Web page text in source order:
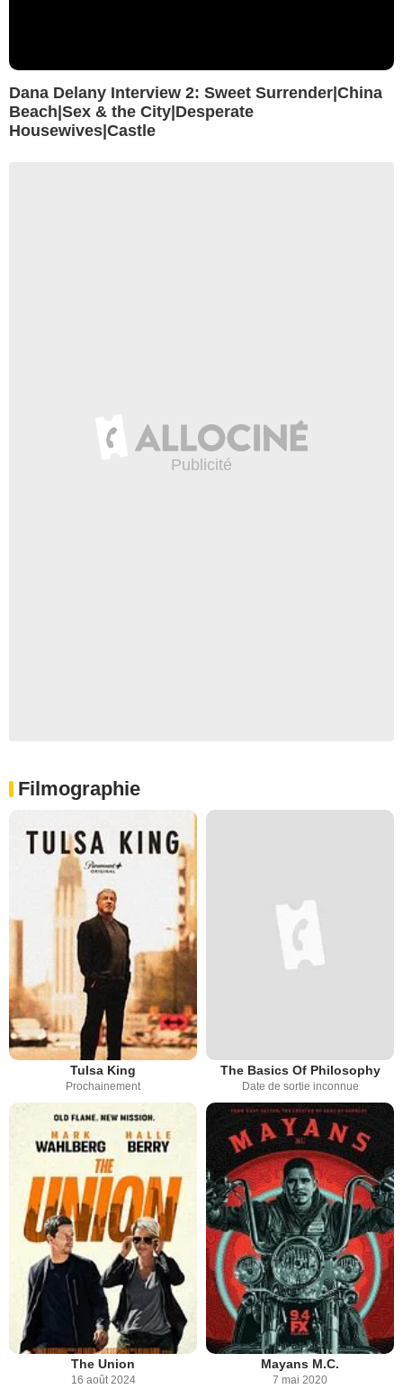
Dana Delany Interview 2: Sweet Surrender|China
Beach|Sex & the City|Desperate
Housewives|Castle
Filmographie
Tulsa King
Prochainement
The Basics Of Philosophy
Date de sortie inconnue
The Union
16 août 2024
Mayans M.C.
7 mai 2020